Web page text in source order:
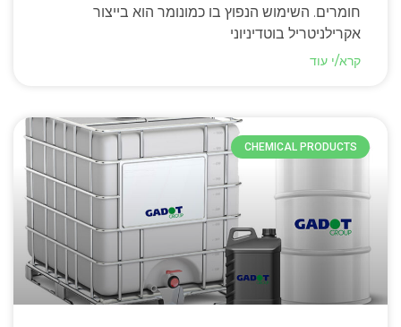
חומרים. השימוש הנפוץ בו כמונומר הוא בייצור
אקרילניטריל בוטדיניוני
קרא/י עוד
CHEMICAL PRODUCTS